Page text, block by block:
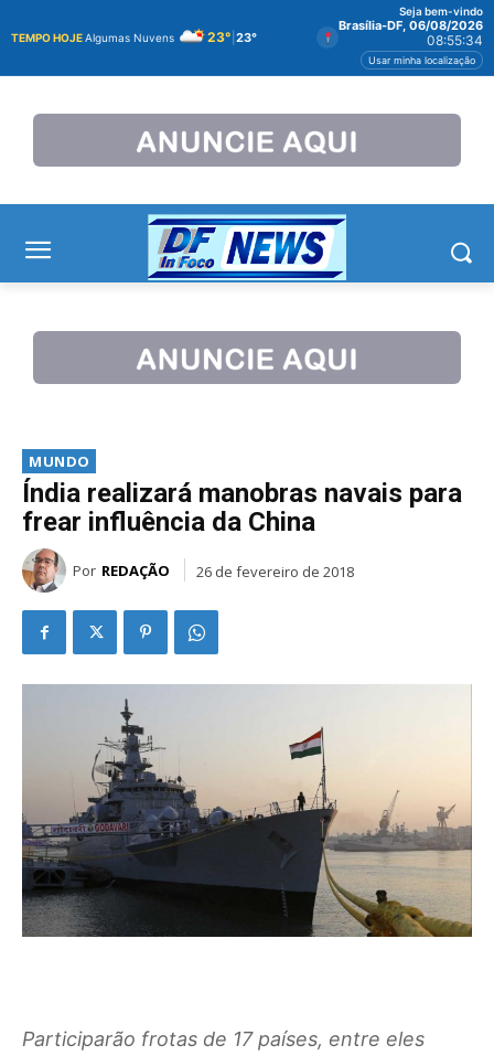
TEMPO HOJEAlgumas Nuvens 23° 23°
Seja bem-vindo
Brasília-DF, 06/08/2026
08:55:34
Usar minha localização
MUNDO
Índia realizará manobras navais para
frear influência da China
Por REDAÇÃO 26 de fevereiro de 2018
Participarão frotas de 17 países, entre eles